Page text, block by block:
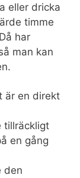
eller dricka
timme
har
man kan
är en direkt
tillräckligt
en gång
den